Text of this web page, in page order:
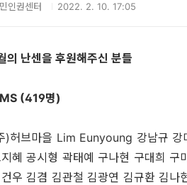
인권센터 2022. 2. 10. 17:05
의 난센을 후원해주신 분들
(419명)
)허브마을 Lim Eunyoung 강남규 강
혜 공시형 곽태예 구나현 구대희 구
우 김겸 김관철 김광연 김규환 김나